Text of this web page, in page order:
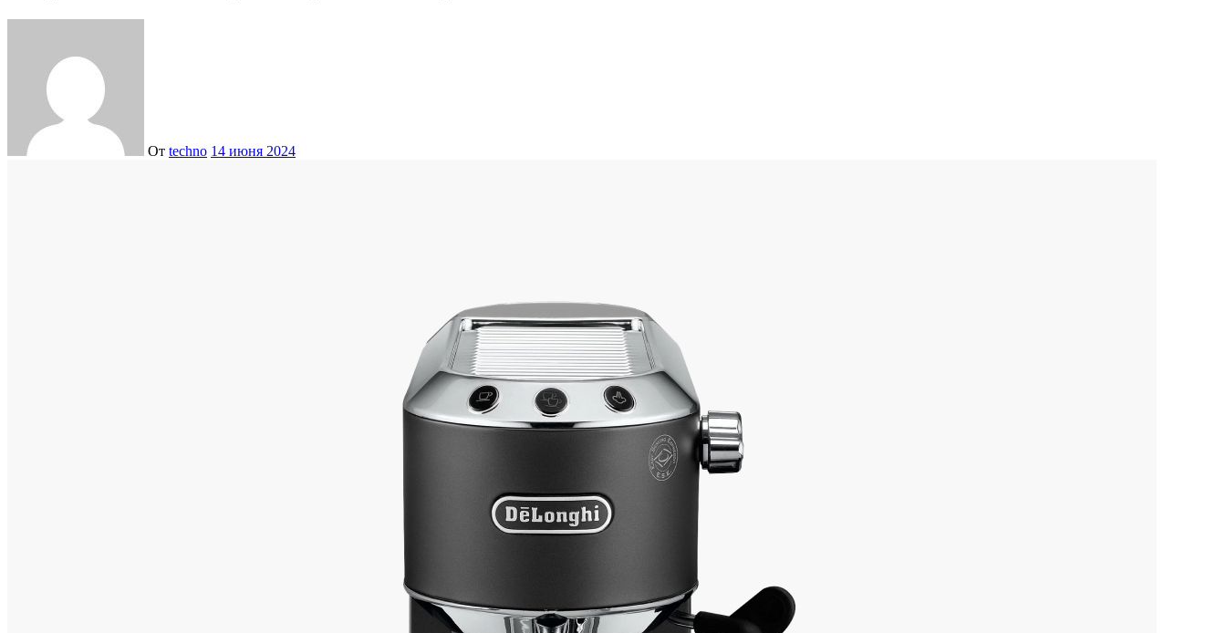
От techno 14 июня 2024